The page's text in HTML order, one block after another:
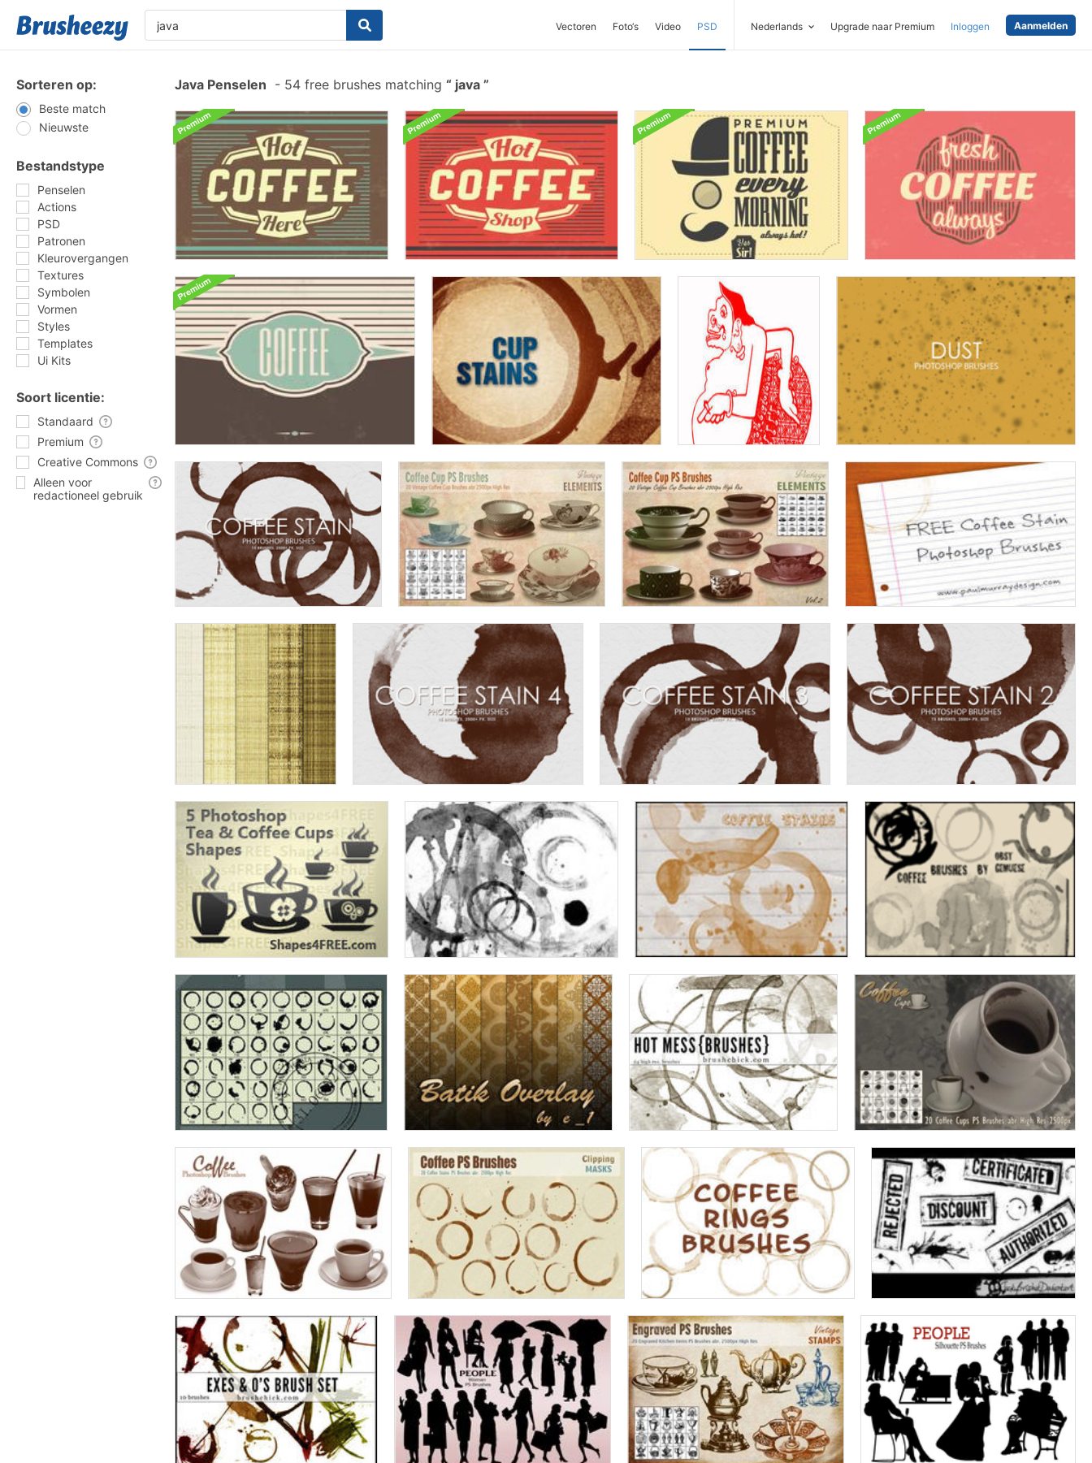
Vectoren Foto‘s Video PSD Nederlands Upgrade naar Premium Inloggen Aanmelden
Sorteren op:
Beste match
Nieuwste
Bestandstype
Penselen
Actions
PSD
Patronen
Kleurovergangen
Textures
Symbolen
Vormen
Styles
Templates
Ui Kits
Soort licentie:
Standaard
Premium
Creative Commons
Alleen voor
redactioneel gebruik
Java Penselen - 54 free brushes matching java